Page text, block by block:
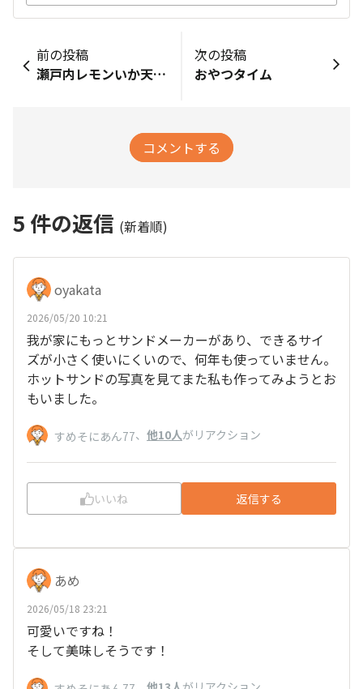
前の投稿
瀬戸内レモンいか天と☕
次の投稿
おやつタイム
コメントする
5 件の返信 (新着順)
oyakata
2026/05/20 10:21
我が家にもっとサンドメーカーがあり、できるサイ
ズが小さく使いにくいので、何年も使っていません。
ホットサンドの写真を見てまた私も作ってみようとお
もいました。
すめそにあん77、 他10人がリアクション
いいね 返信する
あめ
2026/05/18 23:21
可愛いですね！
そして美味しそうです！